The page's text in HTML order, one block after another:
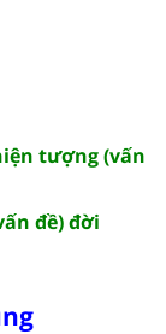
tượng (vấn
đề) đời